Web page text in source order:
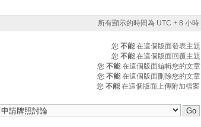
所有顯示的時間為 UTC + 8 小時
您 不能 在這個版面發表主題
您 不能 在這個版面回覆主題
您 不能 在這個版面編輯您的文章
您 不能 在這個版面刪除您的文章
您 不能 在這個版面上傳附加檔案